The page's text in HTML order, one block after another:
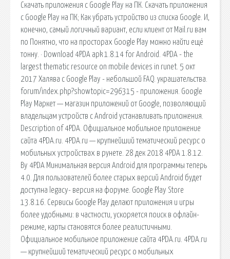
Скачать приложения с Google Play на ПК. Скачать приложения
с Google Play на ПК; Как убрать устройство из списка Google. И,
конечно, самый логичный вариант, если клиент от Mail.ru вам
по Понятно, что на просторах Google Play можно найти ещё
тонну. · Download 4PDA apk 1.8.14 for Android. 4PDA - the
largest thematic resource on mobile devices in runet. 5 окт
2017 Халява с Google Play - небольшой FAQ. украшательства.
forum/index.php?showtopic=296315 - приложения. Google
Play Маркет — магазин приложений от Google, позволяющий
владельцам устройств с Android устанавливать приложения.
Description of 4PDA. Официальное мобильное приложение
сайта 4PDA.ru. 4PDA.ru — крупнейший тематический ресурс о
мобильных устройствах в рунете. 28 дек 2018 4PDA 1.8.12.
By 4PDA Минимальная версия Android для программы теперь
4.0. Для пользователей более старых версий Android будет
доступна legacy- версия на форуме. Google Play Store
13.8.16. Сервисы Google Play делают приложения и игры
более удобными: в частности, ускоряется поиск в офлайн-
режиме, карты становятся более реалистичными.
Официальное мобильное приложение сайта 4PDA.ru. 4PDA.ru
— крупнейший тематический ресурс о мобильных